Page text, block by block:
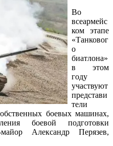
Во
всеармейс
ком этапе
«Танковог
о
биатлона»
в этом
году
участвуют
представи
тели
боевых машинах,
боевой подготовки
Александр Перязев,